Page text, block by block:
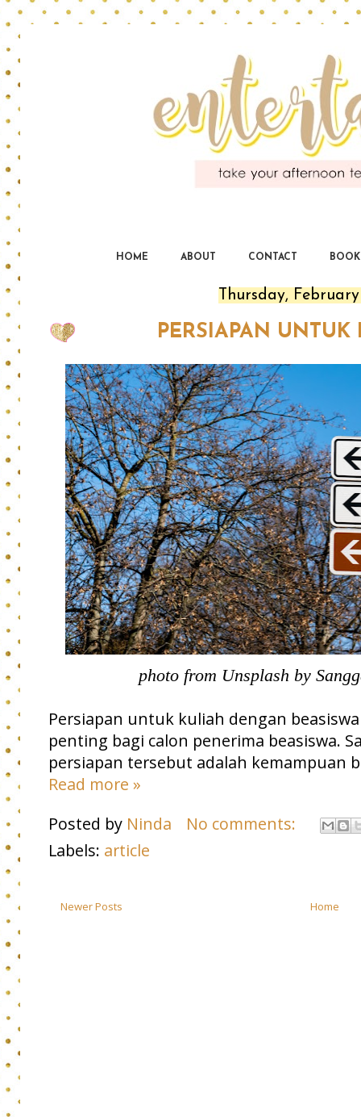
HOME ABOUT CONTACT BOOK
Thursday,
PERSIAPAN UNTUK
photo from Unsplash by
Persiapan untuk kuliah dengan
penting bagi calon penerima beasiswa.
persiapan tersebut adalah kemampuan
Read more »
Posted by Ninda
No comments:
Labels: article
Newer Posts Home